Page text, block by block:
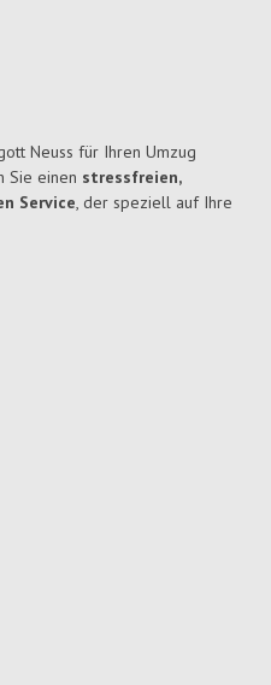
Neuss für Ihren Umzug
Sie einen stressfreien,
Service, der speziell auf Ihre